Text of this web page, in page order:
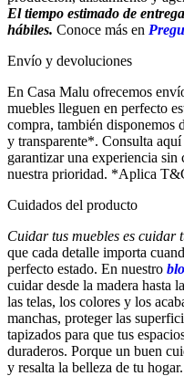
El tiempo estimado de
hábiles. Conoce más en
Envío y devoluciones
En Casa Malu ofrecemos
muebles lleguen en perfecto
compra, también disponemos
y transparente*. Consulta aquí
garantizar una experiencia
nuestra prioridad. *Aplica
Cuidados del producto
Cuidar tus muebles es cuidar
que cada detalle importa
perfecto estado. En nuestro
cuidar desde la madera hasta
las telas, los colores y los
manchas, proteger las
tapizados para que tus
duraderos. Porque un buen
y resalta la belleza de tu hogar.